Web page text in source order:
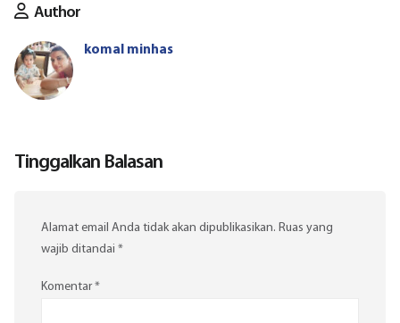
Author
komal minhas
Tinggalkan Balasan
Alamat email Anda tidak akan dipublikasikan. Ruas yang
wajib ditandai *
Komentar*